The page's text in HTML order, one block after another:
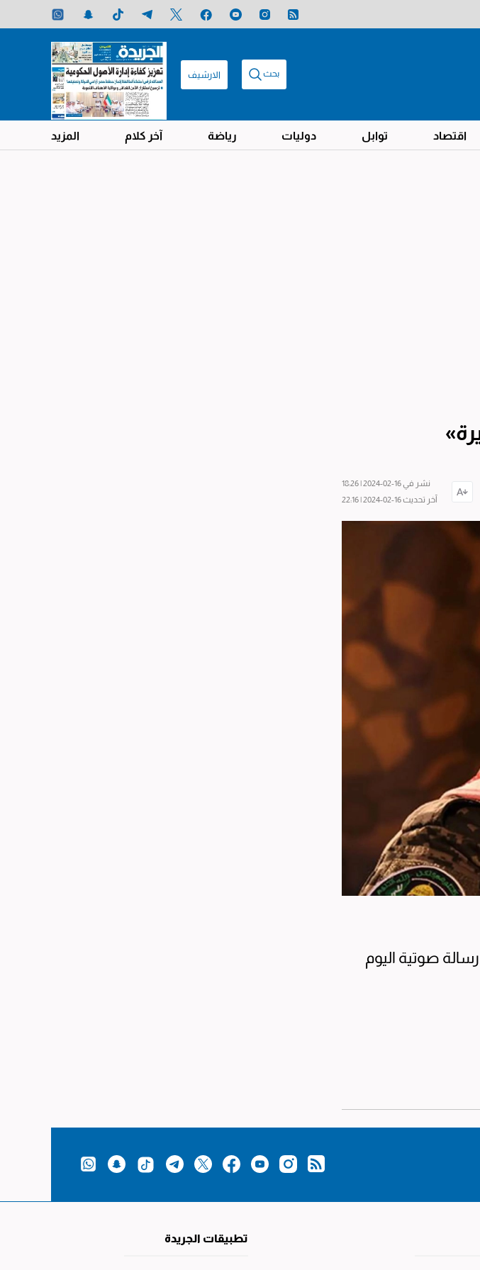
بحث الارشيف
اقتصاد توابل دوليات رياضة آخر كلام المزيد
نشر في 16-02-2024 | 18:26
آخر تحديث 16-02-2024 | 22:16
صوتية اليوم
تطبيقات الجريدة